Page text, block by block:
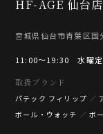
HF-AGE 仙台店
宮城県仙台市青葉区
11:00〜19:30 水曜
取扱ブランド
パテック フィリップ
ボール・ウォッチ
ボ